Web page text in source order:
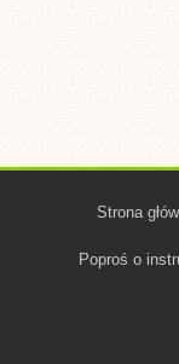
Strona
Poproś o